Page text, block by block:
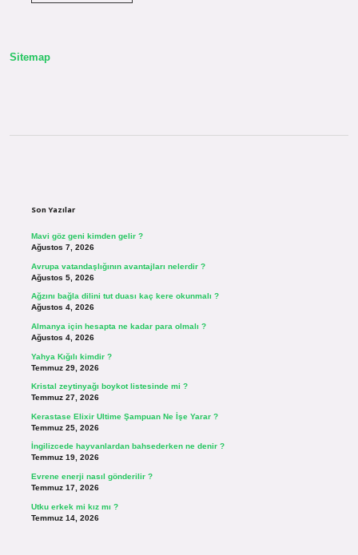
Sitemap
Son Yazılar
Mavi göz geni kimden gelir ?
Ağustos 7, 2026
Avrupa vatandaşlığının avantajları nelerdir ?
Ağustos 5, 2026
Ağzını bağla dilini tut duası kaç kere okunmalı ?
Ağustos 4, 2026
Almanya için hesapta ne kadar para olmalı ?
Ağustos 4, 2026
Yahya Kığılı kimdir ?
Temmuz 29, 2026
Kristal zeytinyağı boykot listesinde mi ?
Temmuz 27, 2026
Kerastase Elixir Ultime Şampuan Ne İşe Yarar ?
Temmuz 25, 2026
İngilizcede hayvanlardan bahsederken ne denir ?
Temmuz 19, 2026
Evrene enerji nasıl gönderilir ?
Temmuz 17, 2026
Utku erkek mi kız mı ?
Temmuz 14, 2026